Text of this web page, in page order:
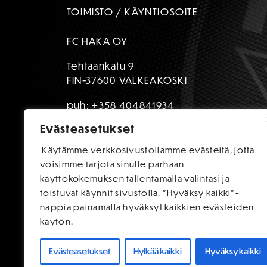
Evästeasetukset
Käytämme verkkosivustollamme evästeitä, jotta
voisimme tarjota sinulle parhaan
käyttökokemuksen tallentamalla valintasi ja
toistuvat käynnit sivustolla. "Hyväksy kaikki"-
nappia painamalla hyväksyt kaikkien evästeiden
käytön.
Evästeasetukset Hylkää kaikki Hyväksy kaikki
TOIMISTO / KÄYNTIOSOITE
FC HAKA OY
Tehtaankatu 9
FIN-37600 VALKEAKOSKI
puh:+358 404841934
toimisto@fchaka.fi